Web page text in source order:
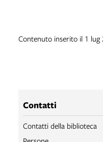
Contenuto inserito il 1
Contatti
Contatti della biblioteca